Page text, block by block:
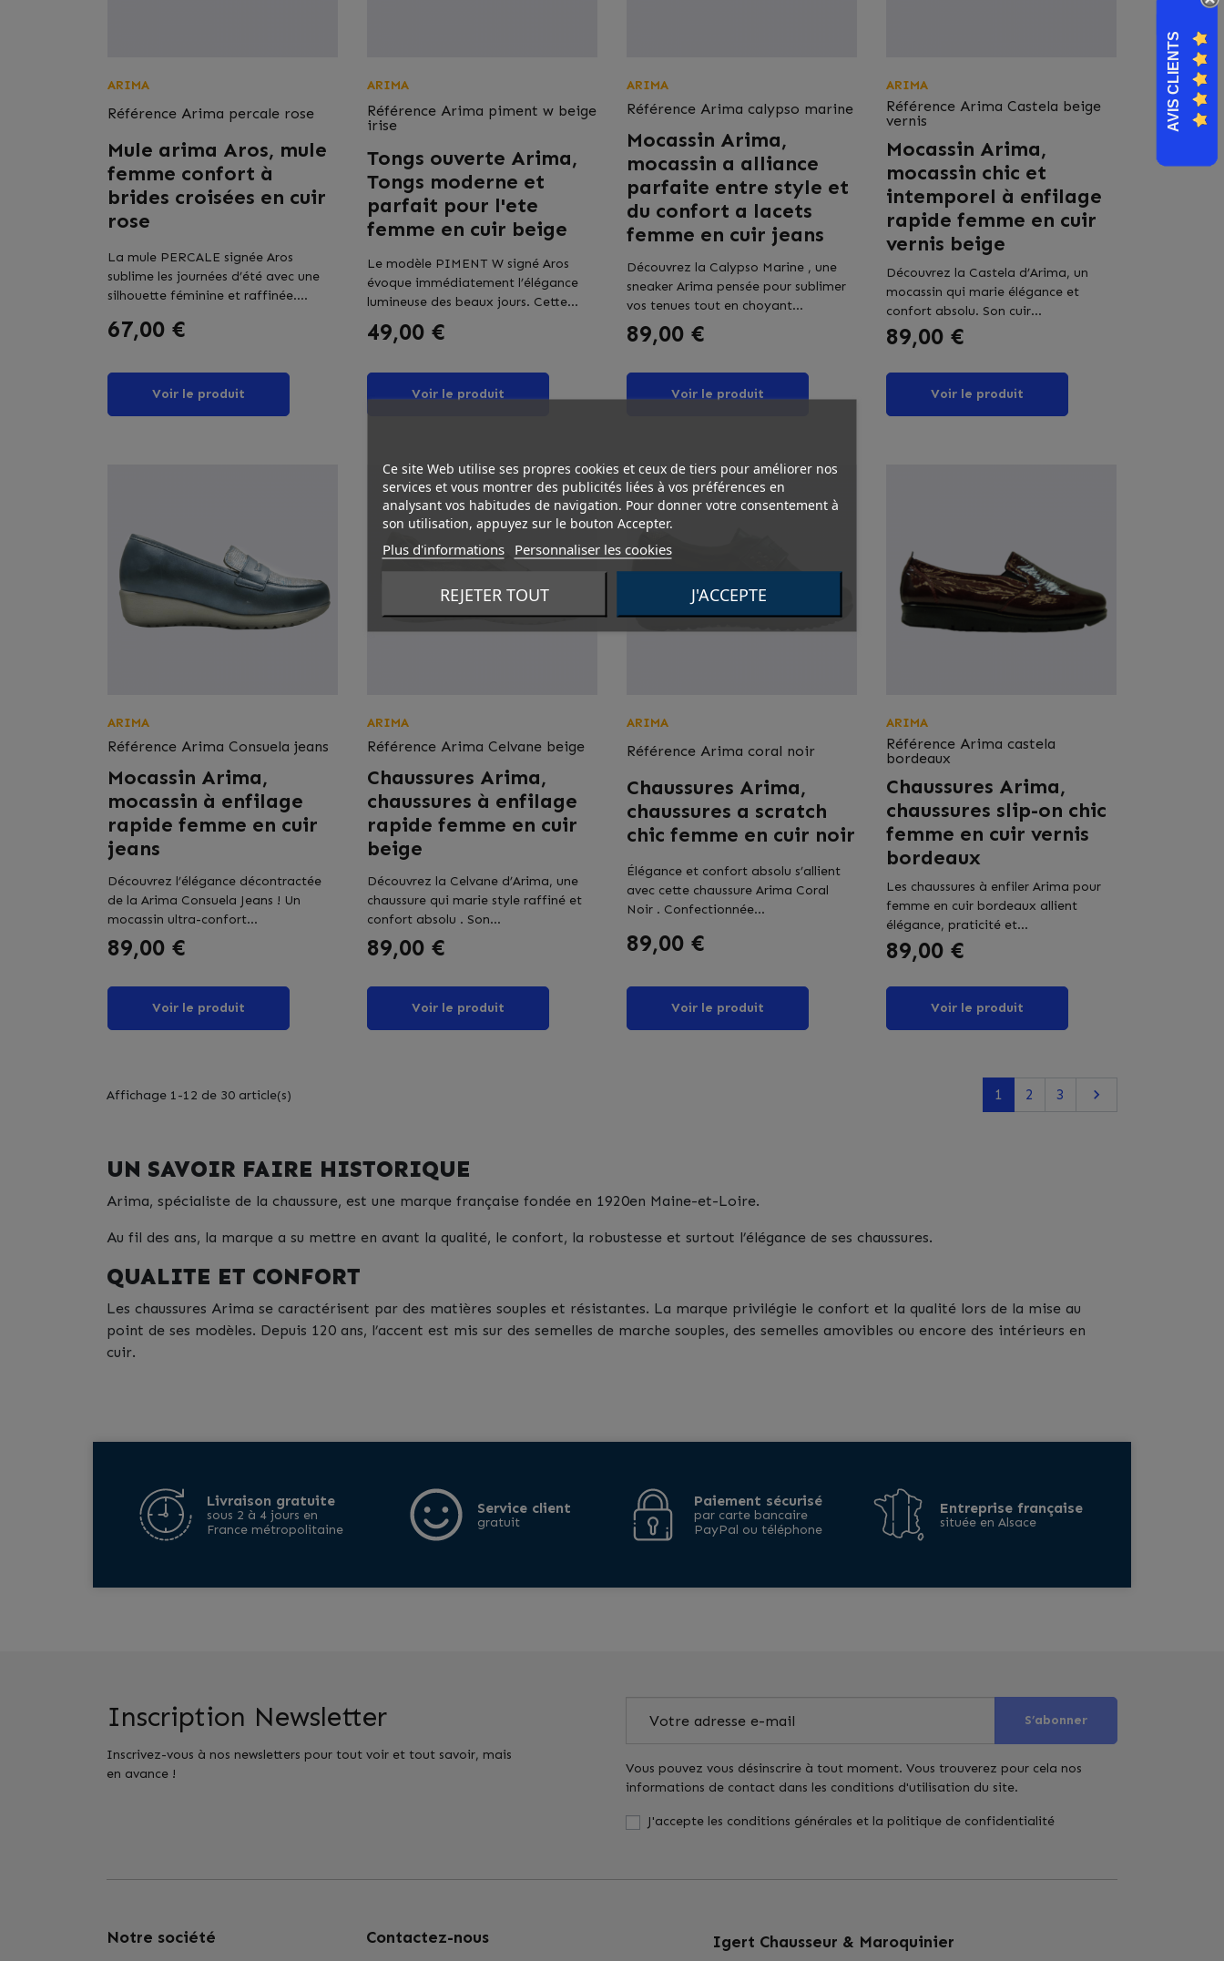
ARIMA
Référence Arima percale rose
Mule arima Aros, mule
femme confort à
brides croisées en cuir
rose
La mule PERCALE signée Aros
sublime les journées d’été avec une
silhouette féminine et raffinée....
Prix
67,00 €
Voir le produit
ARIMA
Référence Arima piment w beige
irise
Tongs ouverte Arima,
Tongs moderne et
parfait pour l'ete
femme en cuir beige
Le modèle PIMENT W signé Aros
évoque immédiatement l’élégance
lumineuse des beaux jours. Cette...
Prix
49,00 €
Voir le produit
ARIMA
Référence Arima calypso marine
Mocassin Arima,
mocassin a alliance
parfaite entre style et
du confort a lacets
femme en cuir jeans
Découvrez la Calypso Marine , une
sneaker Arima pensée pour sublimer
vos tenues tout en choyant...
Prix
89,00 €
Voir le produit
ARIMA
Référence Arima Castela beige
vernis
Mocassin Arima,
mocassin chic et
intemporel à enfilage
rapide femme en cuir
vernis beige
Découvrez la Castela d’Arima, un
mocassin qui marie élégance et
confort absolu. Son cuir...
Prix
89,00 €
Voir le produit
ARIMA
Référence Arima Consuela jeans
Mocassin Arima,
mocassin à enfilage
rapide femme en cuir
jeans
Découvrez l’élégance décontractée
de la Arima Consuela Jeans ! Un
mocassin ultra-confort...
Prix
89,00 €
Voir le produit
ARIMA
Référence Arima Celvane beige
Chaussures Arima,
chaussures à enfilage
rapide femme en cuir
beige
Découvrez la Celvane d’Arima, une
chaussure qui marie style raffiné et
confort absolu . Son...
Prix
89,00 €
Voir le produit
ARIMA
Référence Arima coral noir
Chaussures Arima,
chaussures a scratch
chic femme en cuir noir
Élégance et confort absolu s’allient
avec cette chaussure Arima Coral
Noir . Confectionnée...
Prix
89,00 €
Voir le produit
ARIMA
Référence Arima castela
bordeaux
Chaussures Arima,
chaussures slip-on chic
femme en cuir vernis
bordeaux
Les chaussures à enfiler Arima pour
femme en cuir bordeaux allient
élégance, praticité et...
Prix
89,00 €
Voir le produit
Affichage 1-12 de 30 article(s) 1 2 3 Suivant

UN SAVOIR FAIRE HISTORIQUE
Arima, spécialiste de la chaussure, est une marque française fondée en 1920en Maine-et-Loire.
Au fil des ans, la marque a su mettre en avant la qualité, le confort, la robustesse et surtout l’élégance de ses chaussures.
QUALITE ET CONFORT
Les chaussures Arima se caractérisent par des matières souples et résistantes. La marque privilégie le confort et la qualité lors de la mise au
point de ses modèles. Depuis 120 ans, l’accent est mis sur des semelles de marche souples, des semelles amovibles ou encore des intérieurs en
cuir.
Livraison gratuite
sous 2 à 4 jours en
France métropolitaine
Service client
gratuit
Paiement sécurisé
par carte bancaire
PayPal ou téléphone
Entreprise française
située en Alsace
Inscription Newsletter
Inscrivez-vous à nos newsletters pour tout voir et tout savoir, mais
en avance !
S’abonner
Vous pouvez vous désinscrire à tout moment. Vous trouverez pour cela nos
informations de contact dans les conditions d'utilisation du site.
J'accepte les conditions générales et la politique de confidentialité
Ce site Web utilise ses propres cookies et ceux de tiers pour améliorer nos
services et vous montrer des publicités liées à vos préférences en
analysant vos habitudes de navigation. Pour donner votre consentement à
son utilisation, appuyez sur le bouton Accepter.
Plus d'informations Personnaliser les cookies
REJETER TOUT J'ACCEPTE
AVIS CLIENTS
Notre société Contactez-nous Igert Chausseur & Maroquinier